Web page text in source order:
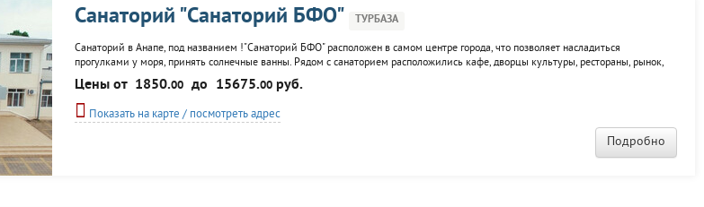
Санаторий "Санаторий БФО" ТУРБАЗА
Санаторий в Анапе, под названием !"Санаторий БФО" расположен в самом центре города, что позволяет насладиться
прогулками у моря, принять солнечные ванны. Рядом с санаторием расположились кафе, дворцы культуры, рестораны, рынок,
танцевальные площадки, а также бювет, где отдыхающим предлагается попробовать два вида воды. Здравница предлагает для
размещения 6 корпусов, расположенные ...
Цены от 1850.00 до 15675.00руб.
Показать на карте / посмотреть адрес
Подробно